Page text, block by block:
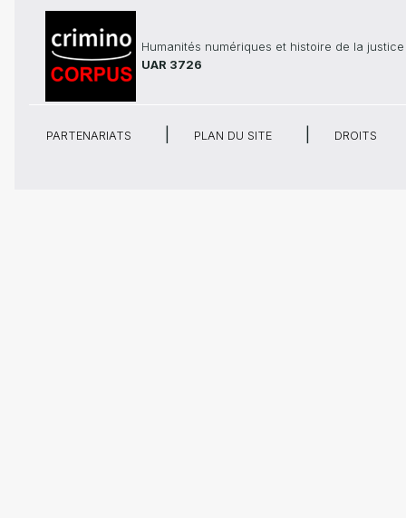
Humanités numériques et histoire de la justice
UAR 3726
PARTENARIATS PLAN DU SITE DROITS